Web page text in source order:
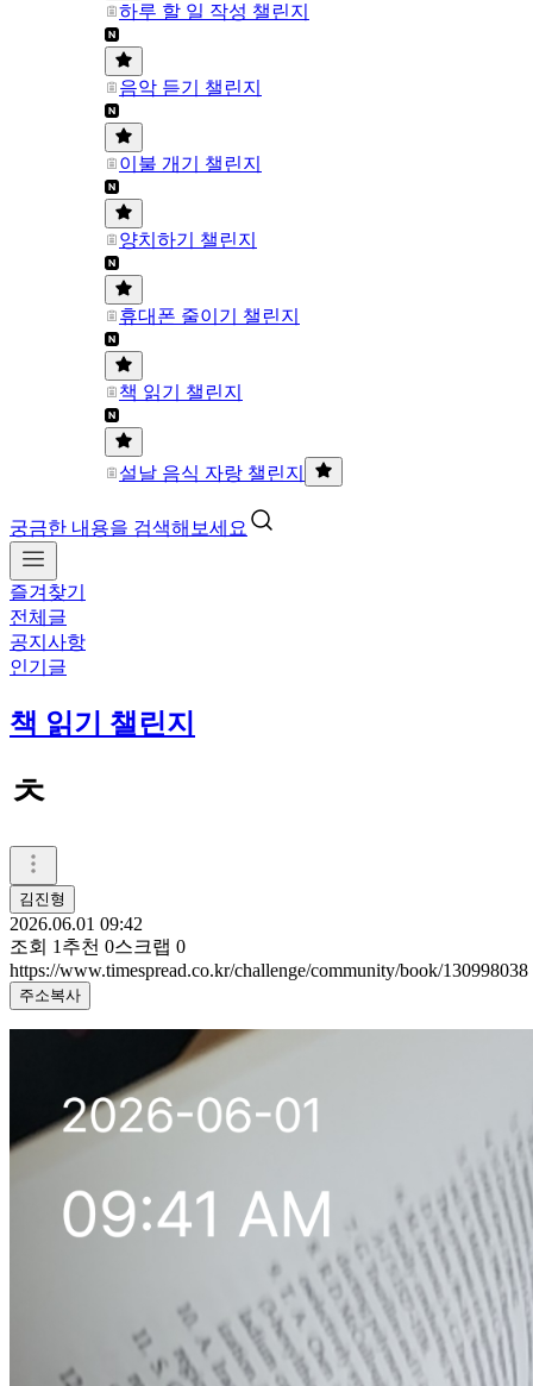
하루 할 일 작성 챌린지
음악 듣기 챌린지
이불 개기 챌린지
양치하기 챌린지
휴대폰 줄이기 챌린지
책 읽기 챌린지
설날 음식 자랑 챌린지
궁금한 내용을 검색해보세요
즐겨찾기
전체글
공지사항
인기글
책 읽기 챌린지
ㅊ
김진형
2026.06.01 09:42
조회 1 추천 0스크랩 0
https://www.timespread.co.kr/challenge/community/book/130998038
주소복사